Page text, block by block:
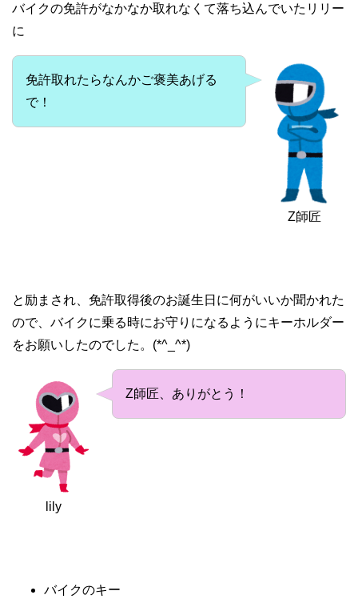
バイクの免許がなかなか取れなくて落ち込んでいたリリー
に
Z師匠
免許取れたらなんかご褒美あげる
で！
と励まされ、免許取得後のお誕生日に何がいいか聞かれた
ので、バイクに乗る時にお守りになるようにキーホルダー
をお願いしたのでした。(*^_^*)
lily
Z師匠、ありがとう！
バイクのキー